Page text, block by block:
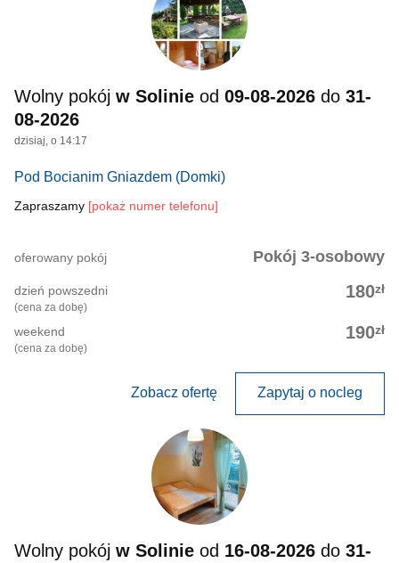
Wolny pokój w Solinie od 09-08-2026 do 31-
08-2026
dzisiaj, o 14:17
Pod Bocianim Gniazdem (Domki)
Zapraszamy [pokaż numer telefonu]
Pokój 3-osobowy
oferowany pokój
180zł
dzień powszedni
(cena za dobę)
190zł
weekend
(cena za dobę)
Zobacz ofertę Zapytaj o nocleg
Wolny pokój w Solinie od 16-08-2026 do 31-